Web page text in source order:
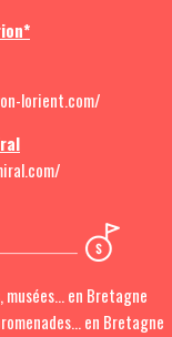
lorient.com/
en Bretagne
en Bretagne